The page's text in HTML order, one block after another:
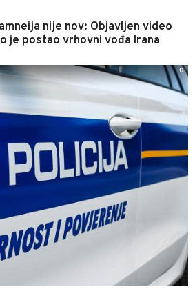
nije nov: Objavljen video
je postao vrhovni vođa Irana
0